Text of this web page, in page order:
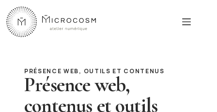
contenu
PRÉSENCE WEB, OUTILS ET CONTENUS
Présence web,
contenus et outils